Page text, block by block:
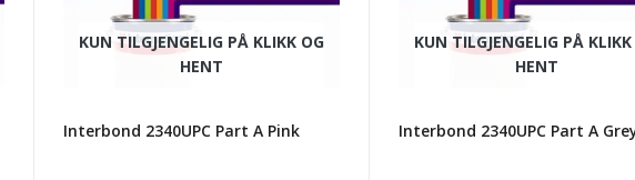
KUN TILGJENGELIG PÅ KLIKK OG
HENT
Interbond 2340UPC Part A Pink
KUN TILGJENGELIG PÅ
HENT
Interbond 2340UPC Part A